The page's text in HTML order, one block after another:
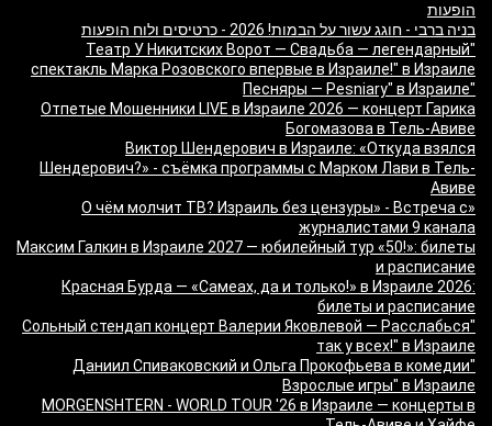
הופעות
בניה ברבי - חוגג עשור על הבמות! 2026 - כרטיסים ולוח הופעות
"Театр У Никитских Ворот — Свадьба — легендарный
спектакль Марка Розовского впервые в Израиле!" в Израиле
"Песняры — Pesniary" в Израиле
Отпетые Мошенники LIVE в Израиле 2026 — концерт Гарика
Богомазова в Тель-Авиве
Виктор Шендерович в Израиле: «Откуда взялся
Шендерович?» - съёмка программы с Марком Лави в Тель-
Авиве
«О чём молчит ТВ? Израиль без цензуры» - Встреча с
журналистами 9 канала
Максим Галкин в Израиле 2027 — юбилейный тур «50!»: билеты
и расписание
Красная Бурда — «Самеах, да и только!» в Израиле 2026:
билеты и расписание
"Сольный стендап концерт Валерии Яковлевой — Расслабься
так у всех!" в Израиле
"Даниил Спиваковский и Ольга Прокофьева в комедии
Взрослые игры" в Израиле
MORGENSHTERN - WORLD TOUR '26 в Израиле — концерты в